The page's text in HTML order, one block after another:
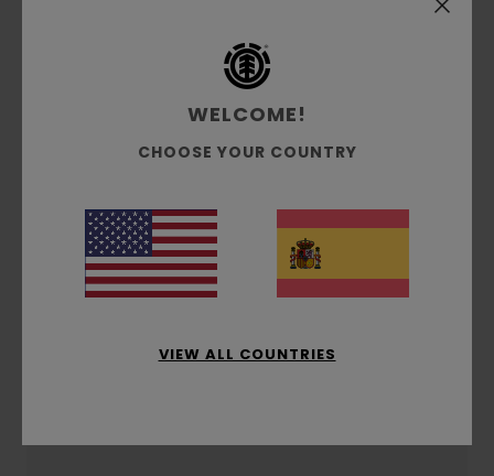
Reseñas de los clientes
5.0/5
basado en1 reseñas verificadasdesde junio 2026
WELCOME!
CHOOSE YOUR COUNTRY
VIEW ALL COUNTRIES